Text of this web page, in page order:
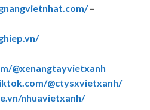
–
@xenangtayvietxanh
@ctysxvietxanh/
nhuavietxanh/